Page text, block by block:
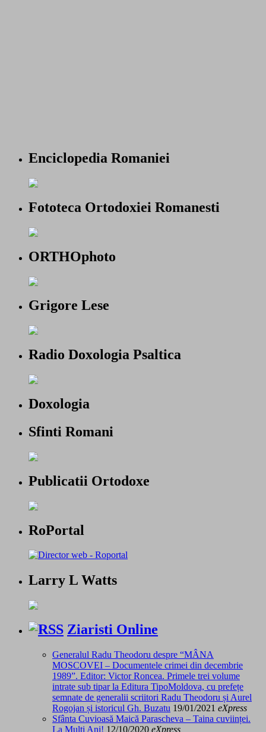
Enciclopedia Romaniei
Fototeca Ortodoxiei Romanesti
ORTHOphoto
Grigore Lese
Radio Doxologia Psaltica
Doxologia
Sfinti Romani
Publicatii Ortodoxe
RoPortal
Larry L Watts
Ziaristi Online
Generalul Radu Theodoru despre “MÂNA
MOSCOVEI – Documentele crimei din decembrie
1989”. Editor: Victor Roncea. Primele trei volume
intrate sub tipar la Editura TipoMoldova, cu prefețe
semnate de generalii scriitori Radu Theodoru și Aurel
Rogojan și istoricul Gh. Buzatu 19/01/2021 eXpress
Sfânta Cuvioasă Maică Parascheva – Taina cuviinței.
La Mulți Ani! 12/10/2020 eXpress